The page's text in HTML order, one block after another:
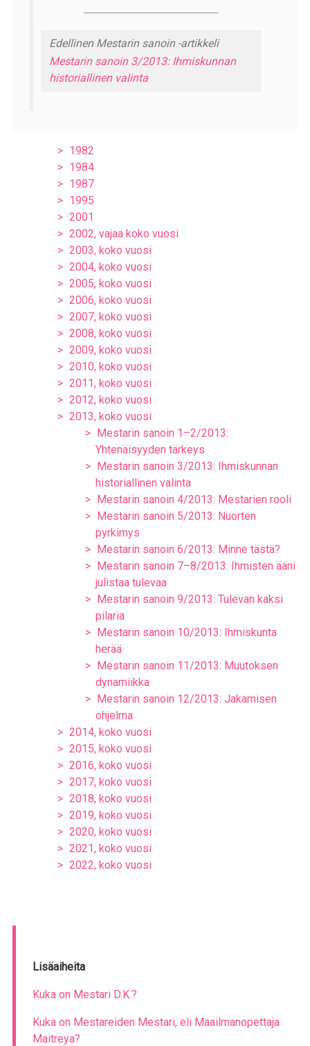
Edellinen Mestarin sanoin -artikkeli
Mestarin sanoin 3/2013: Ihmiskunnan
historiallinen valinta
1982
1984
1987
1995
2001
2002, vajaa koko vuosi
2003, koko vuosi
2004, koko vuosi
2005, koko vuosi
2006, koko vuosi
2007, koko vuosi
2008, koko vuosi
2009, koko vuosi
2010, koko vuosi
2011, koko vuosi
2012, koko vuosi
2013, koko vuosi
Mestarin sanoin 1–2/2013:
Yhtenäisyyden tärkeys
Mestarin sanoin 3/2013: Ihmiskunnan
historiallinen valinta
Mestarin sanoin 4/2013: Mestarien rooli
Mestarin sanoin 5/2013: Nuorten
pyrkimys
Mestarin sanoin 6/2013: Minne tästä?
Mestarin sanoin 7–8/2013: Ihmisten ääni
julistaa tulevaa
Mestarin sanoin 9/2013: Tulevan kaksi
pilaria
Mestarin sanoin 10/2013: Ihmiskunta
herää
Mestarin sanoin 11/2013: Muutoksen
dynamiikka
Mestarin sanoin 12/2013: Jakamisen
ohjelma
2014, koko vuosi
2015, koko vuosi
2016, koko vuosi
2017, koko vuosi
2018, koko vuosi
2019, koko vuosi
2020, koko vuosi
2021, koko vuosi
2022, koko vuosi
Lisäaiheita
Kuka on Mestari D.K.?
Kuka on Mestareiden Mestari, eli Maailmanopettaja
Maitreya?